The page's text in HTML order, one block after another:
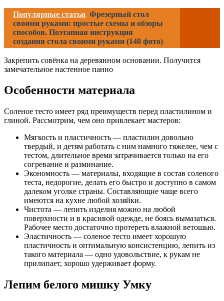
Популярные статьи Фрезерный стол
своими руками: простые схемы и обзоры
способов. Поэтапная инструкция
создания стола своими руками (140 фото)
Закрепить совёнка на деревянном основании. Получится
замечательное настенное панно
Особенности материала
Соленое тесто имеет ряд преимуществ перед пластилином и
глиной. Рассмотрим, чем оно привлекает мастеров:
Мягкость и пластичность — пластилин довольно
твердый, и детям работать с ним намного тяжелее, чем с
тестом, длительное время затрачивается только на его
согревание и разминание.
Экономность — материалы, входящие в состав соленого
теста, недорогие, делать его быстро и доступно в самом
далеком уголке страны. Составляющие чаще всего
имеются на кухне любой хозяйки.
Чистота — лепить изделия можно на любой
поверхности и в красивой одежде, не боясь вымазаться.
Рабочее место достаточно протереть влажной ветошью.
Эластичность — соленое тесто имеет хорошую
пластичность и оптимальную консистенцию, лепить из
такого материала — одно удовольствие, к рукам не
прилипает, хорошо удерживает форму.
Лепим белого мишку Умку